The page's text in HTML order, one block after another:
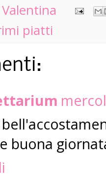
Valentina
piatti
buona